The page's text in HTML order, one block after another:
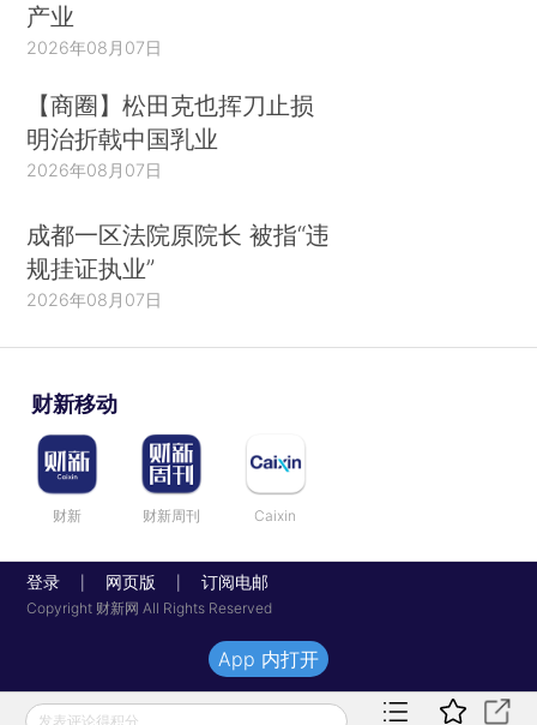
产业
2026年08月07日
【商圈】松田克也挥刀止损
明治折戟中国乳业
2026年08月07日
成都一区法院原院长 被指“违
规挂证执业”
2026年08月07日
财新移动
财新 财新周刊 Caixin
登录 网页版 订阅电邮
Copyright 财新网 All Rights Reserved
发表评论得积分
App 内打开